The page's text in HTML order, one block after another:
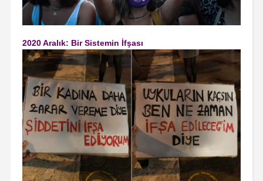
2020 Aralık: Bir Sistemin İfşası